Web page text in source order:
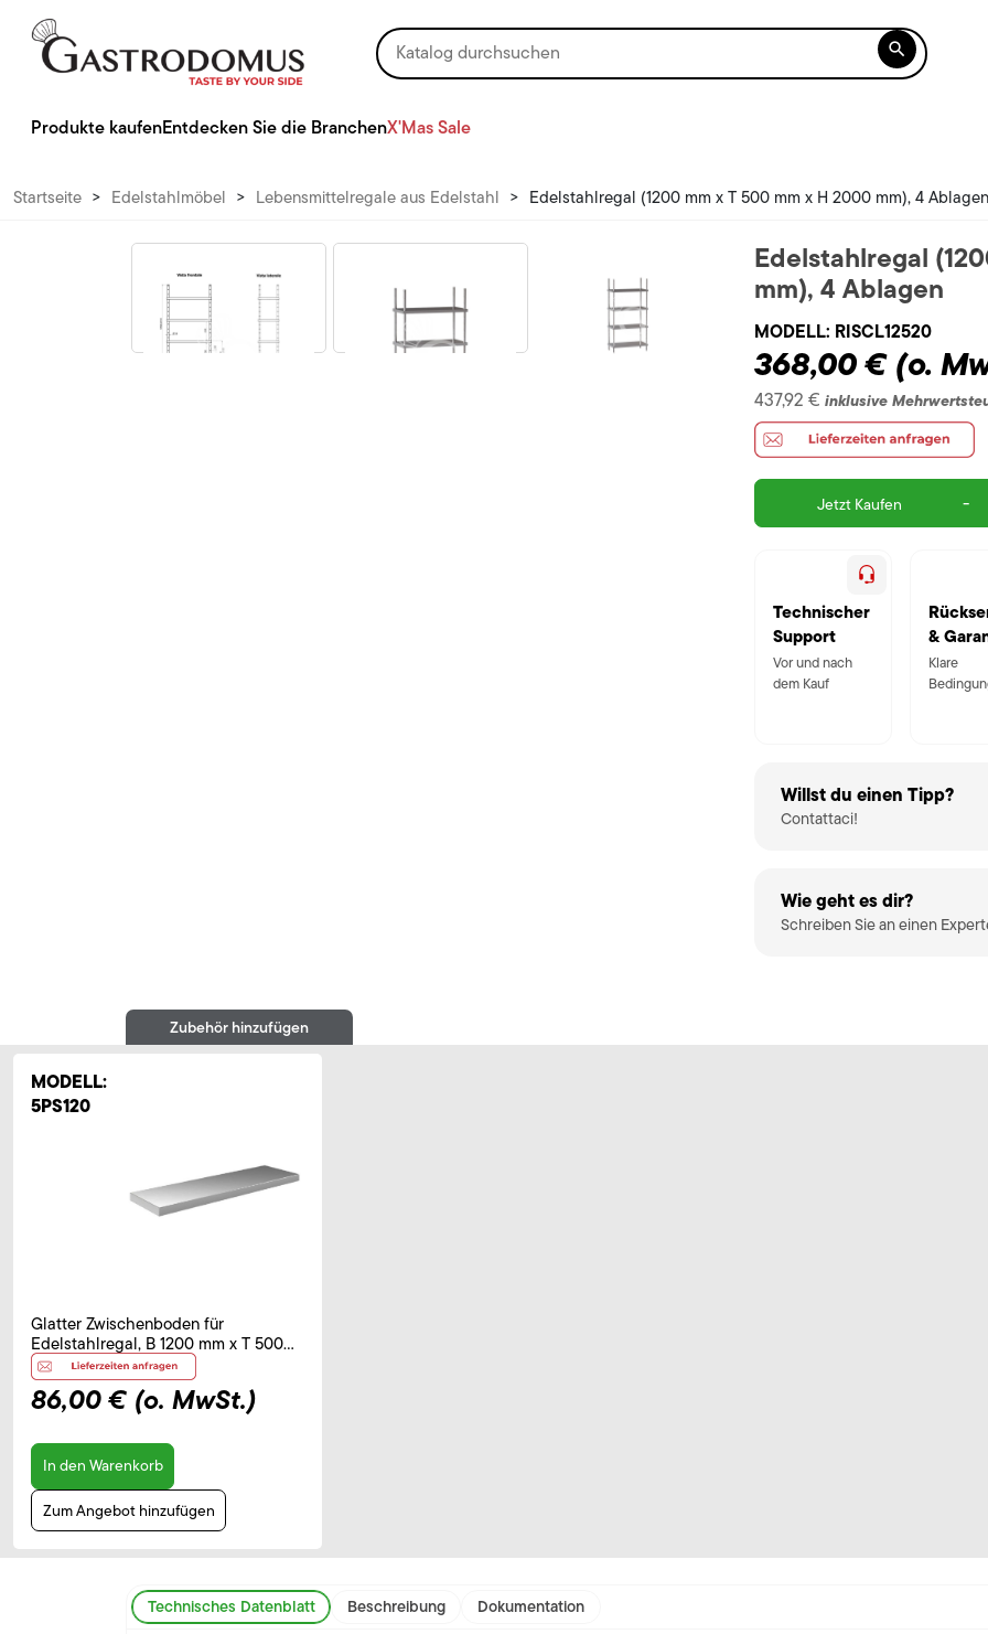

Produkte kaufenEntdecken Sie die BranchenX'Mas Sale
Startseite > Edelstahlmöbel > Lebensmittelregale aus Edelstahl > Edelstahlregal (1200 mm x T 500 mm x H 2000 mm), 4 Ablagen
Edelstahlregal
mm), 4 Ablagen
MODELL: RISCL12520
368,00 € (o.
437,92 € inklusive
Jetzt Kaufen -
Technischer
Support
Vor und nach
dem Kauf
&
Klare
Willst du einen Tipp?
Contattaci!
Wie geht es dir?
Schreiben Sie an einen
Zubehör hinzufügen
MODELL:
5PS120
Glatter Zwischenboden für
Edelstahlregal, B 1200 mm x T 500
mm x H 40 mm
86,00 € (o. MwSt.)
In den Warenkorb
Zum Angebot hinzufügen
Technisches Datenblatt Beschreibung Dokumentation